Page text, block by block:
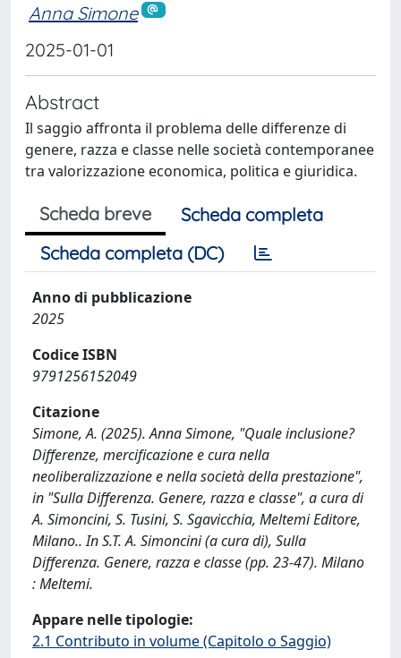
Anna Simone
2025-01-01
Abstract
Il saggio affronta il problema delle differenze di
genere, razza e classe nelle società contemporanee
tra valorizzazione economica, politica e giuridica.
Scheda breve
Scheda completa
Scheda completa (DC)
Anno di pubblicazione
2025
Codice ISBN
9791256152049
Citazione
Simone, A. (2025). Anna Simone, "Quale inclusione?
Differenze, mercificazione e cura nella
neoliberalizzazione e nella società della prestazione",
in "Sulla Differenza. Genere, razza e classe", a cura di
A. Simoncini, S. Tusini, S. Sgavicchia, Meltemi Editore,
Milano.. In S.T. A. Simoncini (a cura di), Sulla
Differenza. Genere, razza e classe (pp. 23-47). Milano
: Meltemi.
Appare nelle tipologie:
2.1 Contributo in volume (Capitolo o Saggio)